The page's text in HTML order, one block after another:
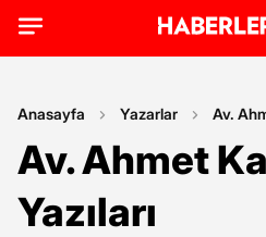
Anasayfa Yazarlar Av.
Av. Ahmet
Yazıları